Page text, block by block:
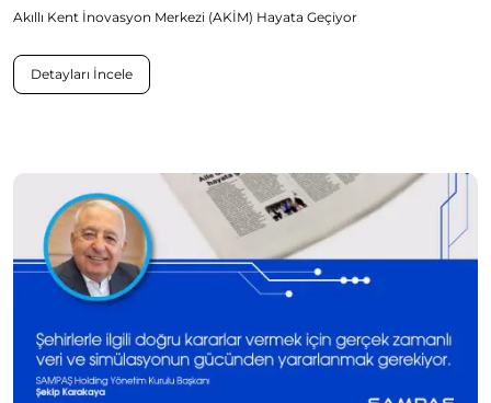
Akıllı Kent İnovasyon Merkezi (AKİM) Hayata Geçiyor
Detayları İncele